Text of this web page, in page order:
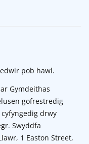
pob hawl.
Gymdeithas
gofrestredig
cyfyngedig drwy
Swyddfa
1 Easton Street,